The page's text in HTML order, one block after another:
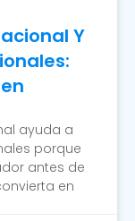
Y
ayuda a
porque
antes de
en